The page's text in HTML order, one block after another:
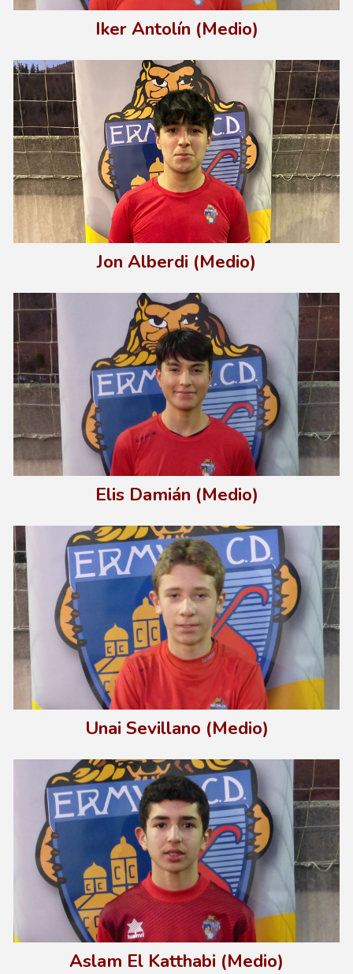
Iker Antolín (Medio)
Jon Alberdi (Medio)
Elis Damián (Medio)
Unai Sevillano (Medio)
Aslam El Katthabi (Medio)